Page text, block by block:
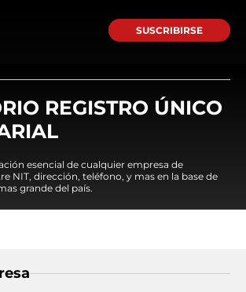
SUSCRIBIRSE
REGISTRO ÚNICO
esencial de cualquier empresa de
NIT, dirección, teléfono, y mas en la base de
grande del país.